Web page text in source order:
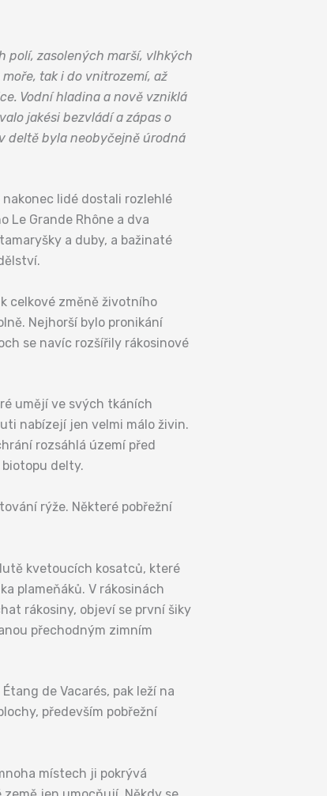
polí, zasolených marší, vlhkých
tak i do vnitrozemí, až
Vodní hladina a nově vzniklá
jakési bezvládí a zápas o
deltě byla neobyčejně úrodná
lidé dostali rozlehlé
Le Grande Rhône a dva
a duby, a bažinaté
celkové změně životního
Nejhorší bylo pronikání
se navíc rozšířily rákosinové
umějí ve svých tkáních
nabízejí jen velmi málo živin.
rozsáhlá území před
delty.
rýže. Některé pobřežní
kvetoucích kosatců, které
plameňáků. V rákosinách
rákosiny, objeví se první šiky
přechodným zimním
de Vacarés, pak leží na
především pobřežní
místech ji pokrývá